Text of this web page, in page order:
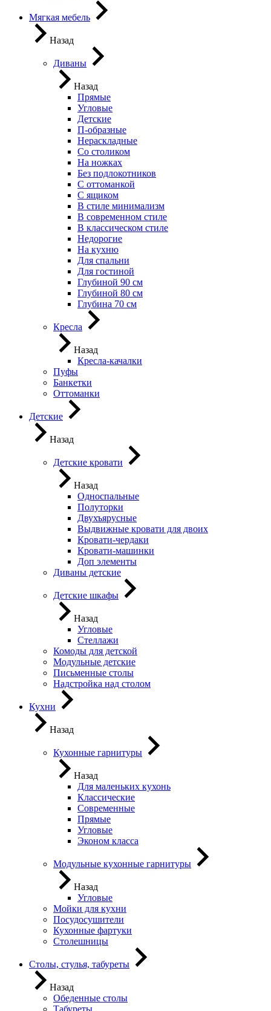
Мягкая мебель
Назад
Диваны
Назад
Прямые
Угловые
Детские
П-образные
Нераскладные
Со столиком
На ножках
Без подлокотников
С оттоманкой
С ящиком
В стиле минимализм
В современном стиле
В классическом стиле
Недорогие
На кухню
Для спальни
Для гостиной
Глубиной 90 см
Глубиной 80 см
Глубина 70 см
Кресла
Назад
Кресла-качалки
Пуфы
Банкетки
Оттоманки
Детские
Назад
Детские кровати
Назад
Односпальные
Полуторки
Двухъярусные
Выдвижные кровати для двоих
Кровати-чердаки
Кровати-машинки
Доп элементы
Диваны детские
Детские шкафы
Назад
Угловые
Стеллажи
Комоды для детской
Модульные детские
Письменные столы
Надстройка над столом
Кухни
Назад
Кухонные гарнитуры
Назад
Для маленьких кухонь
Классические
Современные
Прямые
Угловые
Эконом класса
Модульные кухонные гарнитуры
Назад
Угловые
Мойки для кухни
Посудосушители
Кухонные фартуки
Столешницы
Столы, стулья, табуреты
Назад
Обеденные столы
Табуреты